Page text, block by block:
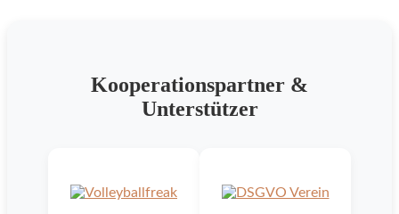
Kooperationspartner &
Unterstützer